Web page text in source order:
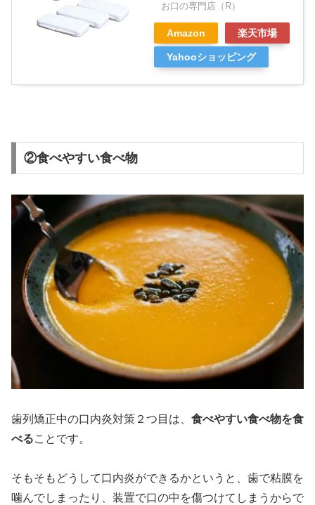
お口の専門店（R）
Amazon 楽天市場
Yahooショッピング
②食べやすい食べ物
歯列矯正中の口内炎対策２つ目は、 食べやすい食べ物を食
べることです。
そもそもどうして口内炎ができるかというと、歯で粘膜を
噛んでしまったり、装置で口の中を傷つけてしまうからで